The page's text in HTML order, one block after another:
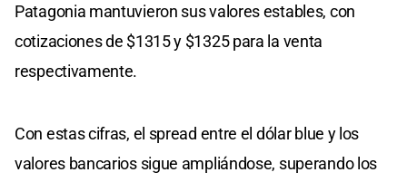
Patagonia mantuvieron sus valores estables, con
cotizaciones de $1315 y $1325 para la venta
respectivamente.
Con estas cifras, el spread entre el dólar blue y los
valores bancarios sigue ampliándose, superando los